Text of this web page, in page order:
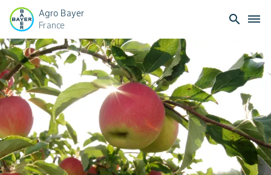
Agro Bayer
France
search dehaze